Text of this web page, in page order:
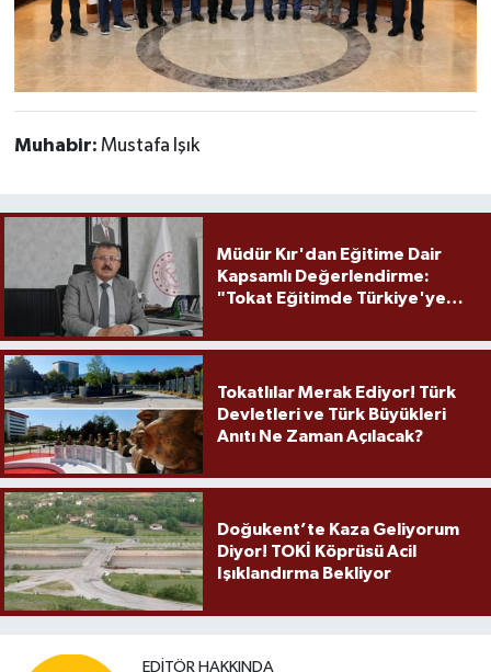
Muhabir: Mustafa Işık
Müdür Kır'dan Eğitime Dair
Kapsamlı Değerlendirme:
"Tokat Eğitimde Türkiye'ye
Tokatlılar Merak Ediyor! Türk
Devletleri ve Türk Büyükleri
Anıtı Ne Zaman Açılacak?
Doğukent’te Kaza Geliyorum
Diyor! TOKİ Köprüsü Acil
Işıklandırma Bekliyor
EDITÖR HAKKINDA